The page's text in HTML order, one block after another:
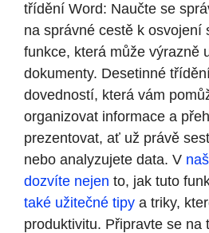
třídění Word: Naučte se
na správné cestě k osvojení
funkce, která může výrazně
dokumenty. Desetinné
dovedností, která vám
organizovat informace a
prezentovat, ať už právě
nebo analyzujete data. V
dozvíte nejen to, jak tuto
také užitečné tipy a triky,
produktivitu. Připravte se na